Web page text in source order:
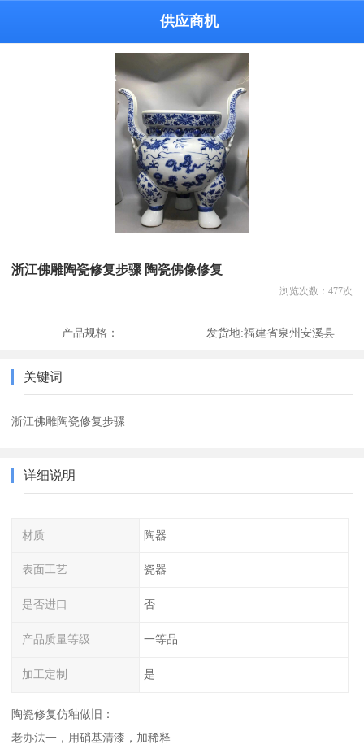
供应商机
浙江佛雕陶瓷修复步骤 陶瓷佛像修复
浏览次数： 477次
产品规格： 发货地:福建省泉州安溪县
关键词
浙江佛雕陶瓷修复步骤
详细说明
材质 陶器
表面工艺 瓷器
是否进口 否
产品质量等级 一等品
加工定制 是
陶瓷修复仿釉做旧：
老办法一，用硝基清漆，加稀释